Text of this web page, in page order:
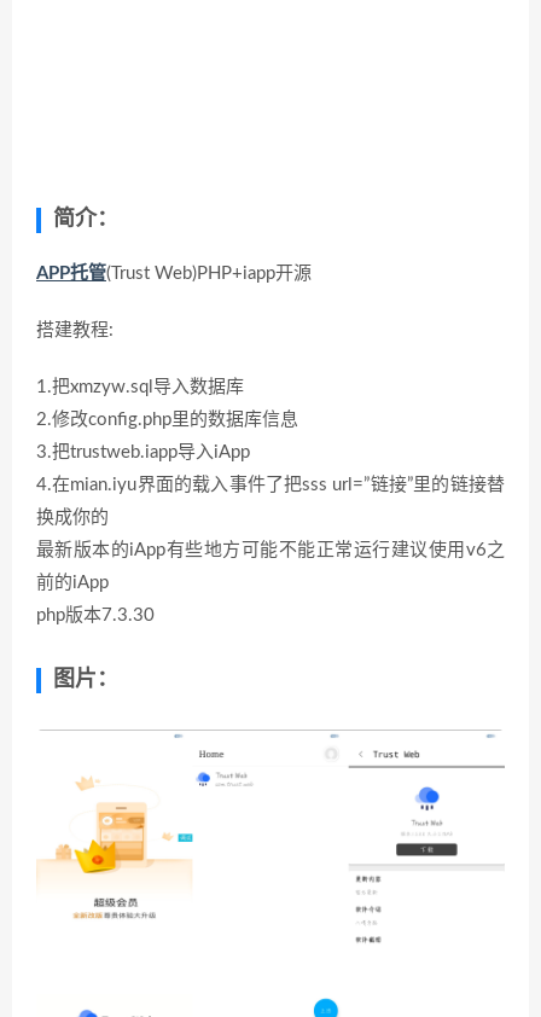
简介：
APP托管(Trust Web)PHP+iapp开源
搭建教程:
1.把xmzyw.sql导入数据库
2.修改config.php里的数据库信息
3.把trustweb.iapp导入iApp
4.在mian.iyu界面的载入事件了把sss url=”链接”里的链接替
换成你的
最新版本的iApp有些地方可能不能正常运行建议使用v6之
前的iApp
php版本7.3.30
图片：